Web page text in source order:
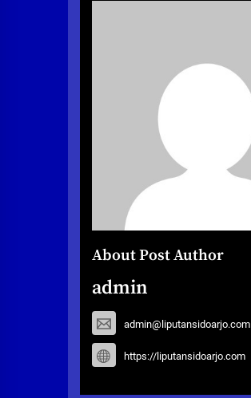
About Post Author
admin
admin@liputansidoarjo.com
https://liputansidoarjo.com